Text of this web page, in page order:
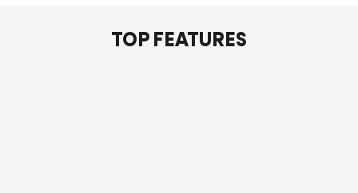
TOP FEATURES